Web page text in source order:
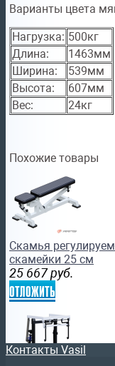
Варианты цвета
Нагрузка: 500кг
Длина:
1463мм
Ширина:
539мм
Высота:
607мм
Вес:
24кг
Похожие товары
Скамья
скамейки 25 см
25 667 руб.
отложить
Контакты Vasil